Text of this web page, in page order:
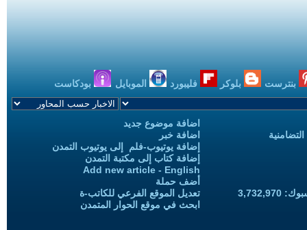
بنترست بلوكر فليبورد الموبايل بودكاست
اضافة موضوع جديد
اضافة خبر
إضافة يوتيوب-فلم إلى يوتيوب التمدن
إضافة كتاب إلى مكتبة التمدن
Add new article - English
أضف حملة
تعديل الموقع الفرعي للكاتب-ة
ابحث في موقع الحوار المتمدن